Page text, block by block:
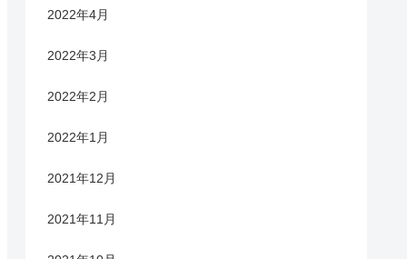
2022年4月
2022年3月
2022年2月
2022年1月
2021年12月
2021年11月